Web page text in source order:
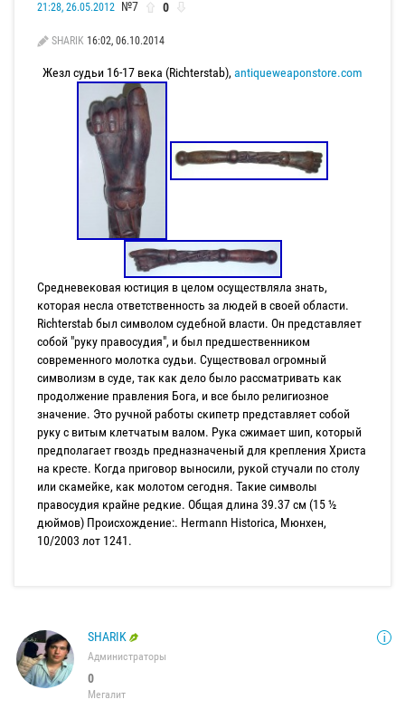
21:28, 26.05.2012 №7 0
SHARIK 16:02, 06.10.2014
Жезл судьи 16-17 века (Richterstab), antiqueweaponstore.com
Средневековая юстиция в целом осуществляла знать,
которая несла ответственность за людей в своей области.
Richterstab был символом судебной власти. Он представляет
собой "руку правосудия", и был предшественником
современного молотка судьи. Существовал огромный
символизм в суде, так как дело было рассматривать как
продолжение правления Бога, и все было религиозное
значение. Это ручной работы скипетр представляет собой
руку с витым клетчатым валом. Рука сжимает шип, который
предполагает гвоздь предназначеный для крепления Христа
на кресте. Когда приговор выносили, рукой стучали по столу
или скамейке, как молотом сегодня. Такие символы
правосудия крайне редкие. Общая длина 39.37 см (15 ½
дюймов) Происхождение:. Hermann Historica, Мюнхен,
10/2003 лот 1241.
SHARIK
Администраторы
0
Мегалит